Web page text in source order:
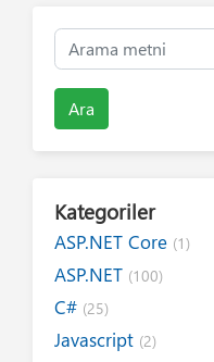
Ara
Kategoriler
ASP.NET Core (1)
ASP.NET (100)
C# (25)
Javascript (2)